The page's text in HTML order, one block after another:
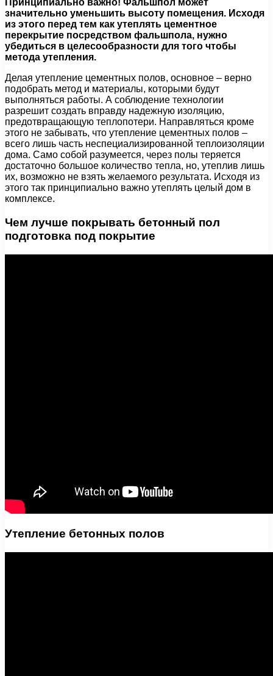
Принципиально важно! Фальшпол может
значительно уменьшить высоту помещения. Исходя
из этого перед тем как утеплять цементное
перекрытие посредством фальшпола, нужно
убедиться в целесообразности для того чтобы
метода утепления.
Делая утепление цементных полов, основное – верно
подобрать метод и материалы, которыми будут
выполняться работы. А соблюдение технологии
разрешит создать вправду надежную изоляцию,
предотвращающую теплопотери. Направляться кроме
этого не забывать, что утепление цементных полов –
всего лишь часть неспециализированной теплоизоляции
дома. Само собой разумеется, через полы теряется
достаточно большое количество тепла, но, утеплив лишь
их, возможно не взять желаемого результата. Исходя из
этого так принципиально важно утеплять целый дом в
комплексе.
Чем лучше покрывать бетонный пол
подготовка под покрытие
Утепление бетонных полов